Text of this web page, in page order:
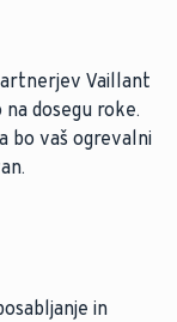
Vaillant
dosegu roke.
bo vaš ogrevalni
in